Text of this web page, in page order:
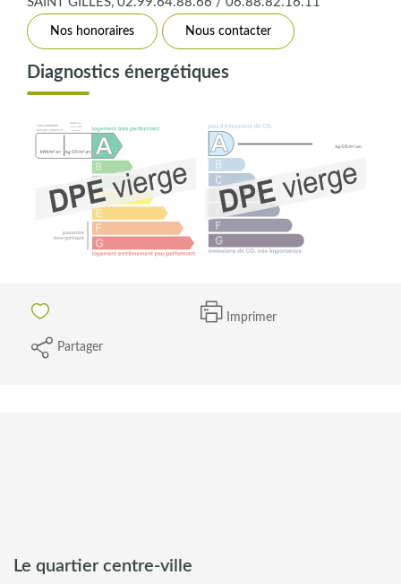
Nos honoraires Nous contacter
Diagnostics énergétiques
Imprimer
Partager
Le quartier centre-ville